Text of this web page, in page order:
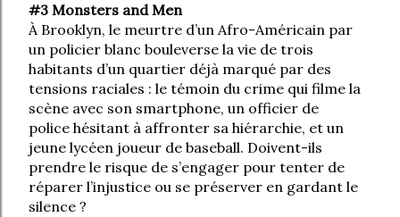
#3 Monsters and Men
À Brooklyn, le meurtre d’un Afro-Américain par
un policier blanc bouleverse la vie de trois
habitants d’un quartier déjà marqué par des
tensions raciales : le témoin du crime qui filme la
scène avec son smartphone, un officier de
police hésitant à affronter sa hiérarchie, et un
jeune lycéen joueur de baseball. Doivent-ils
prendre le risque de s’engager pour tenter de
réparer l’injustice ou se préserver en gardant le
silence ?